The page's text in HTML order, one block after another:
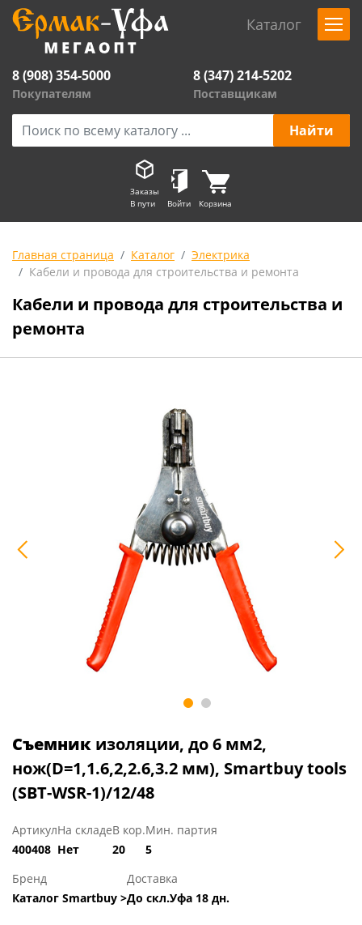
Каталог
8 (908) 354-5000
Покупателям
8 (347) 214-5202
Поставщикам
Заказы
В пути
Войти Корзина
Главная страница Каталог
Электрика
Кабели и провода для строительства и ремонта
Кабели и провода для строительства и
ремонта
Съемник изоляции, до 6 мм2,
нож(D=1,1.6,2,2.6,3.2 мм), Smartbuy tools
(SBT-WSR-1)/12/48
Артикул
400408
На складе
Нет
В кор.
20
Мин. партия
5
Бренд
Каталог Smartbuy >
Доставка
До скл.Уфа 18 дн.